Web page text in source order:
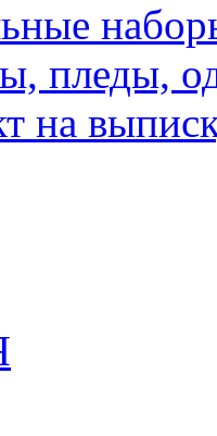
пледы,
на